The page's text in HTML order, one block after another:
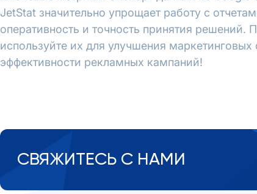
JetStat значительно упрощает работу с
оперативность и точность принятия решений.
используйте их для улучшения
эффективности рекламных кампаний!
СВЯЖИТЕСЬ С НАМИ